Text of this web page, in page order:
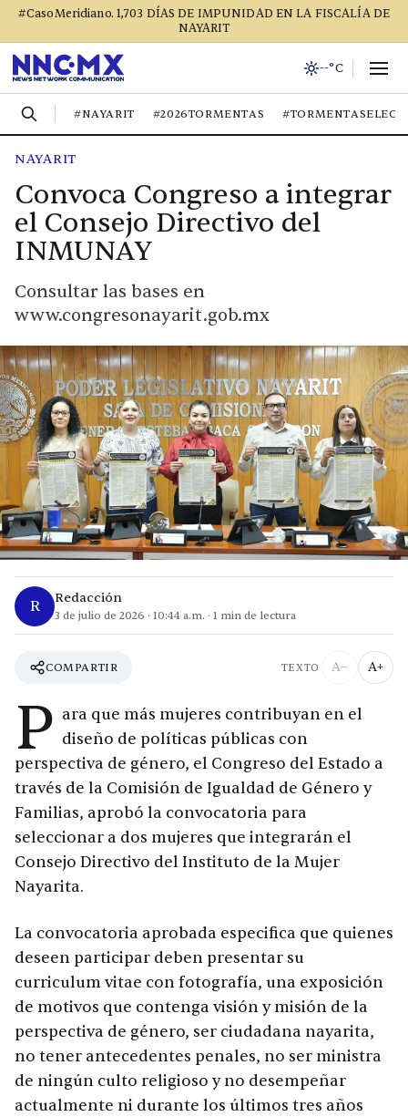
#CasoMeridiano. 1,703 DÍAS DE IMPUNIDAD EN LA FISCALÍA DE
NAYARIT
--°C
#NAYARIT #2026TORMENTAS
NAYARIT
Convoca Congreso a integrar
el Consejo Directivo del
INMUNAY
Consultar las bases en
www.congresonayarit.gob.mx
R Redacción
3 de julio de 2026 · 10:44 a.m. · 1 min de lectura
COMPARTIR TEXTO A− A+
P ara que más mujeres contribuyan en el
diseño de políticas públicas con
perspectiva de género, el Congreso del Estado a
través de la Comisión de Igualdad de Género y
Familias, aprobó la convocatoria para
seleccionar a dos mujeres que integrarán el
Consejo Directivo del Instituto de la Mujer
Nayarita.
La convocatoria aprobada especifica que quienes
deseen participar deben presentar su
curriculum vitae con fotografía, una exposición
de motivos que contenga visión y misión de la
perspectiva de género, ser ciudadana nayarita,
no tener antecedentes penales, no ser ministra
de ningún culto religioso y no desempeñar
actualmente ni durante los últimos tres años